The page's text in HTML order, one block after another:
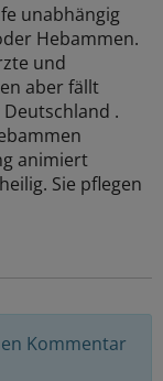
unabhängig
Hebammen.
und
aber fällt
.
animiert
Sie pflegen
Kommentar